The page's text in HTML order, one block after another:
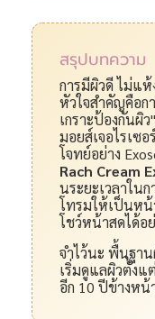
สรุปบทความ
การมีผิวดี ไม่แห้
หัวใจสำคัญคือก
เกราะป้องกันผิ
มอยส์เจอไรเ
โจทย์อย่าง
Rach Cream
นระยะเวลาใน
โทรมให้เป็นหน้
โชว์หน้าสดได้อ
จำไว้นะ พื้นฐา
เริ่มดูแลผิวตั้ง
อีก 10 ปีข้างห